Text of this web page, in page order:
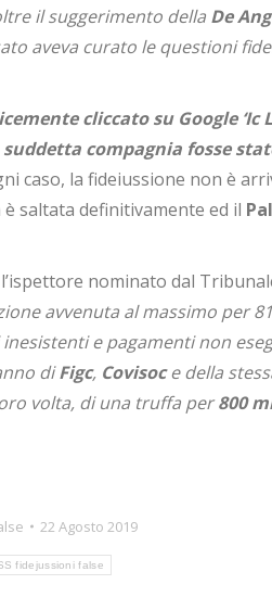
il suggerimento della De
aveva curato le questioni
cliccato su Google ‘Ic
compagnia fosse
caso, la fideiussione non è
saltata definitivamente ed il
nominato dal
avvenuta al massimo per
e pagamenti non
diFigc, Covisoce della
volta, di una truffa per800
22 Agosto 2019
fidejussioni false